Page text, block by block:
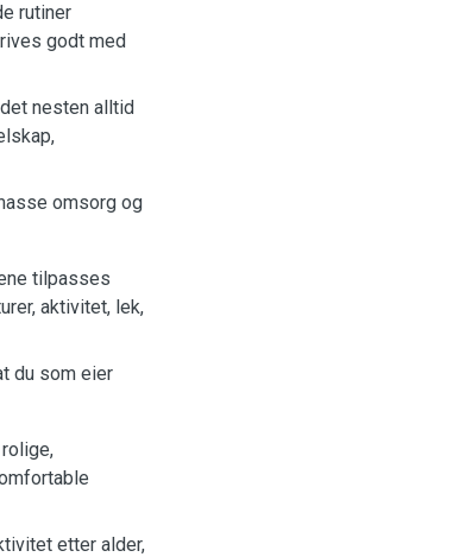
rutiner
godt med
nesten alltid
omsorg og
tilpasses
aktivitet, lek,
du som eier
etter alder,